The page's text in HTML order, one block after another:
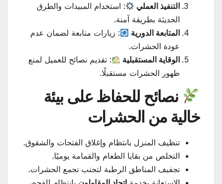
التنفيذ العملي
: استخدام المبيدات والطرق
الحديثة بطريقة آمنة.
المتابعة الدورية
: زيارات متابعة لضمان عدم
عودة الحشرات.
الوقاية المستقبلية
: تقديم نصائح للعميل لمنع
ظهور الحشرات مستقبلًا.
نصائح للحفاظ على بيئة
خالية من الحشرات
تنظيف المنزل بانتظام وإغلاق الفتحات والشقوق.
التخلص من بقايا الطعام والقمامة يوميًا.
تجفيف المناطق الرطبة لتجنب تجمع الحشرات.